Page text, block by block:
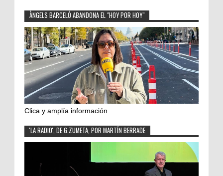
ÀNGELS BARCELÓ ABANDONA EL "HOY POR HOY"
Clica y amplía información
'LA RADIO', DE G.ZUMETA, POR MARTÍN BERRADE